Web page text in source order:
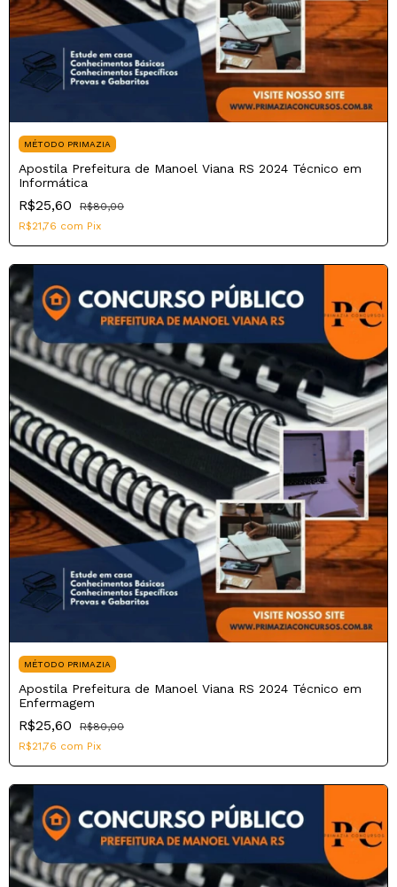
MÉTODO PRIMAZIA
Apostila Prefeitura de Manoel Viana RS 2024 Técnico em
Informática
R$25,60
R$80,00
R$21,76 com Pix
MÉTODO PRIMAZIA
Apostila Prefeitura de Manoel Viana RS 2024 Técnico em
Enfermagem
R$25,60
R$80,00
R$21,76 com Pix